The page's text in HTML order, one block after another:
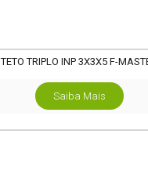
TETO TRIPLO INP 3X3X5 F-
Saiba Mais